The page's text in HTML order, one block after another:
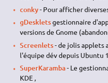
conky- Pour afficher
gDeskletsgestionnaire
versions de Gnome
Screenlets- de jolis applets
l'équipe dév depuis Ubuntu
SuperKaramba- Le
KDE ,